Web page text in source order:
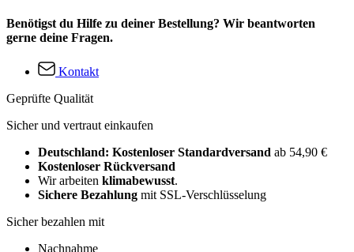
Benötigst du Hilfe zu deiner Bestellung? Wir beantworten
gerne deine Fragen.
Kontakt
Geprüfte Qualität
Sicher und vertraut einkaufen
Deutschland: Kostenloser Standardversand ab 54,90 €
Kostenloser Rückversand
Wir arbeiten klimabewusst.
Sichere Bezahlung mit SSL-Verschlüsselung
Sicher bezahlen mit
Nachnahme